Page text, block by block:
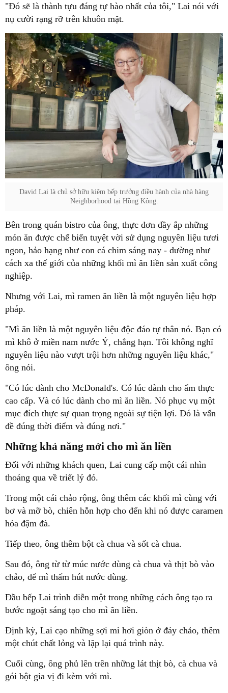
"Đó sẽ là thành tựu đáng tự hào nhất của tôi," Lai nói với
nụ cười rạng rỡ trên khuôn mặt.
David Lai là chủ sở hữu kiêm bếp trưởng điều hành của nhà hàng
Neighborhood tại Hồng Kông.
Bên trong quán bistro của ông, thực đơn đầy ắp những
món ăn được chế biến tuyệt vời sử dụng nguyên liệu tươi
ngon, hảo hạng như con cá chim sáng nay - dường như
cách xa thế giới của những khối mì ăn liền sản xuất công
nghiệp.
Nhưng với Lai, mì ramen ăn liền là một nguyên liệu hợp
pháp.
"Mì ăn liền là một nguyên liệu độc đáo tự thân nó. Bạn có
mì khô ở miền nam nước Ý, chẳng hạn. Tôi không nghĩ
nguyên liệu nào vượt trội hơn những nguyên liệu khác,"
ông nói.
"Có lúc dành cho McDonald's. Có lúc dành cho ẩm thực
cao cấp. Và có lúc dành cho mì ăn liền. Nó phục vụ một
mục đích thực sự quan trọng ngoài sự tiện lợi. Đó là vấn
đề đúng thời điểm và đúng nơi."
Những khả năng mới cho mì ăn liền
Đối với những khách quen, Lai cung cấp một cái nhìn
thoáng qua về triết lý đó.
Trong một cái chảo rộng, ông thêm các khối mì cùng với
bơ và mỡ bò, chiên hỗn hợp cho đến khi nó được caramen
hóa đậm đà.
Tiếp theo, ông thêm bột cà chua và sốt cà chua.
Sau đó, ông từ từ múc nước dùng cà chua và thịt bò vào
chảo, để mì thấm hút nước dùng.
Đầu bếp Lai trình diễn một trong những cách ông tạo ra
bước ngoặt sáng tạo cho mì ăn liền.
Định kỳ, Lai cạo những sợi mì hơi giòn ở đáy chảo, thêm
một chút chất lỏng và lặp lại quá trình này.
Cuối cùng, ông phủ lên trên những lát thịt bò, cà chua và
gói bột gia vị đi kèm với mì.